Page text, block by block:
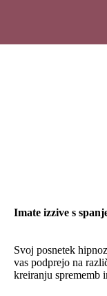
Imate izzive s
Svoj posnetek
vas podprejo na
kreiranju sprememb